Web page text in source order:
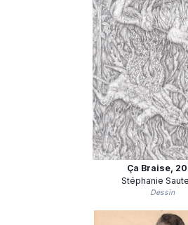
Ça Braise,
Stéphanie
Dessin